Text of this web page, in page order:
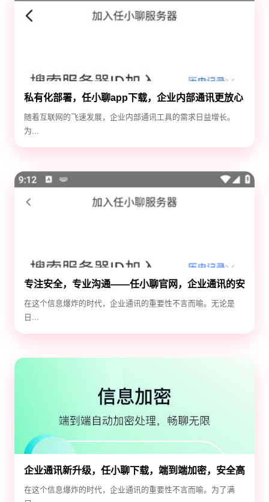
私有化部署，任小聊app下载，企业内部通讯更放心
随着互联网的飞速发展，企业内部通讯工具的需求日益增长。
为...
专注安全，专业沟通——任小聊官网，企业通讯的安
全守护神
在这个信息爆炸的时代，企业通讯的重要性不言而喻。无论是
日...
企业通讯新升级，任小聊下载，端到端加密，安全高
效！
在这个信息爆炸的时代，企业通讯的重要性不言而喻。为了满